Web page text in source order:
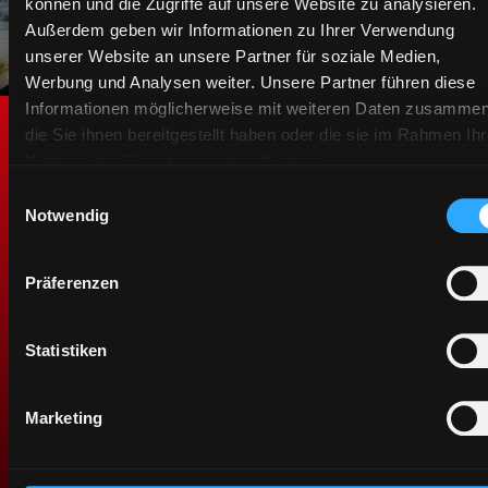
Außerdem geben wir Informationen zu Ihrer Verwendung
unserer Website an unsere Partner für soziale Medien,
Werbung und Analysen weiter. Unsere Partner führen diese
Informationen möglicherweise mit weiteren Daten
die Sie ihnen bereitgestellt haben oder die sie im Rahmen
Notwendig
Präferenzen
Statistiken
Marketing
Original-Ersatzteile. Zum
Traktors.
Wir entwickeln unsere Ersatzteile auf der
und Fertigungserfahrung und unter Einhaltung der
Produktivität zu gewährleisten. Wenn Sie sich für